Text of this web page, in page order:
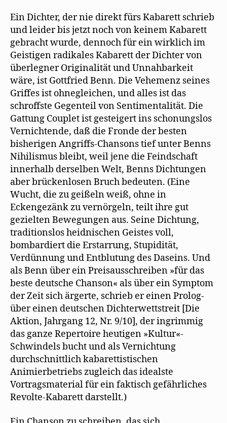
Ein Dichter, der nie direkt fürs Kabarett schrieb
und leider bis jetzt noch von keinem Kabarett
gebracht wurde, dennoch für ein wirklich im
Geistigen radikales Kabarett der Dichter von
überlegner Originalität und Unnahbarkeit
wäre, ist Gottfried Benn. Die Vehemenz seines
Griffes ist ohnegleichen, und alles ist das
schroffste Gegenteil von Sentimentalität. Die
Gattung Couplet ist gesteigert ins schonungslos
Vernichtende, daß die Fronde der besten
bisherigen Angriffs-Chansons tief unter Benns
Nihilismus bleibt, weil jene die Feindschaft
innerhalb derselben Welt, Benns Dichtungen
aber brückenlosen Bruch bedeuten. (Eine
Wucht, die zu geißeln weiß, ohne in
Eckengezänk zu vernörgeln, teilt ihre gut
gezielten Bewegungen aus. Seine Dichtung,
traditionslos heidnischen Geistes voll,
bombardiert die Erstarrung, Stupidität,
Verdünnung und Entblutung des Daseins. Und
als Benn über ein Preisausschreiben »für das
beste deutsche Chanson« als über ein Symptom
der Zeit sich ärgerte, schrieb er einen Prolog-
über einen deutschen Dichterwettstreit [Die
Aktion, Jahrgang 12, Nr. 9/10], der ingrimmig
das ganze Repertoire heutigen »Kultur«-
Schwindels bucht und als Vernichtung
durchschnittlich kabarettistischen
Animierbetriebs zugleich das idealste
Vortragsmaterial für ein faktisch gefährliches
Revolte-Kabarett darstellt.)